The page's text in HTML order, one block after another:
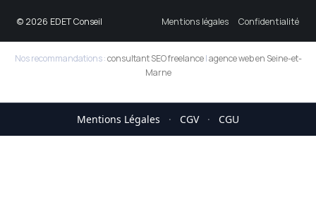
© 2026 EDET Conseil Mentions légales Confidentialité
Nos recommandations :consultant SEO freelance|agence web en Seine-et-
Marne
Mentions Légales · CGV · CGU